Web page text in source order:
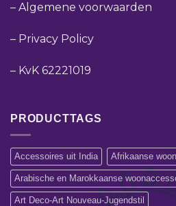
– Algemene voorwaarden
– Privacy Policy
– KvK 62221019
PRODUCTTAGS
Accessoires uit India Afrikaanse
Arabische en Marokkaanse
Art Deco-Art Nouveau-Jugendstil